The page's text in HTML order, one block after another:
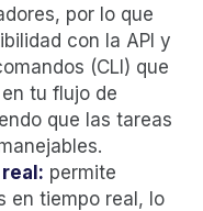
por lo que
con la API y
(CLI) que
tu flujo de
que las tareas
permite
en tiempo real, lo